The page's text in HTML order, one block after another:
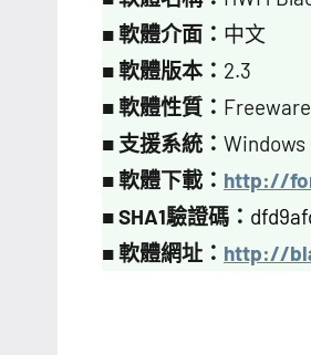
■軟體介面： 中文
■軟體版本： 2.3
■軟體性質： Freeware
■ 支援系統： Windows
■軟體下載： http://
■SHA1驗證碼：
■軟體網址： http://